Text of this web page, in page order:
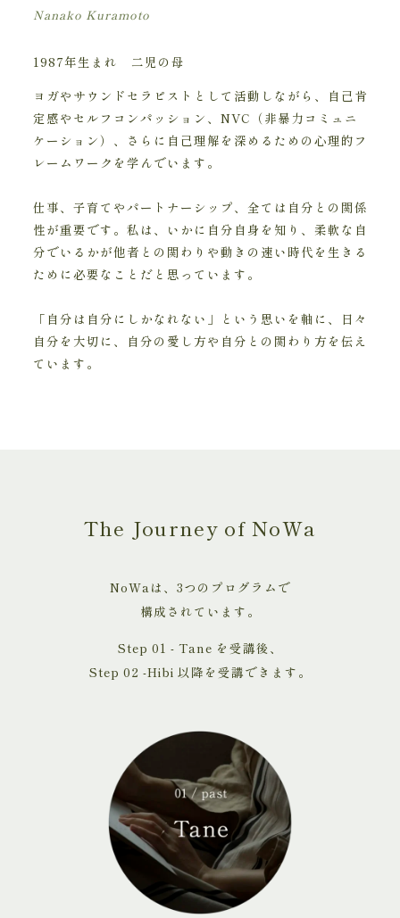
Nanako Kuramoto
1987年生まれ 二児の母
ヨガやサウンドセラピストとして活動しながら、自己肯
定感やセルフコンパッション、NVC（非暴力コミュニ
ケーション）、さらに自己理解を深めるための心理的フ
レームワークを学んでいます。
仕事、子育てやパートナーシップ、全ては自分との関係
性が重要です。私は、いかに自分自身を知り、柔軟な自
分でいるかが他者との関わりや動きの速い時代を生きる
ために必要なことだと思っています。
「自分は自分にしかなれない」という思いを軸に、日々
自分を大切に、自分の愛し方や自分との関わり方を伝え
ています。
The Journey of NoWa
NoWaは、3つのプログラムで
構成されています。
Step 01 - Tane を受講後、
Step 02 -Hibi 以降を受講できます。